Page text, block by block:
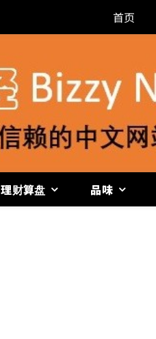
首页
理财算盘 品味